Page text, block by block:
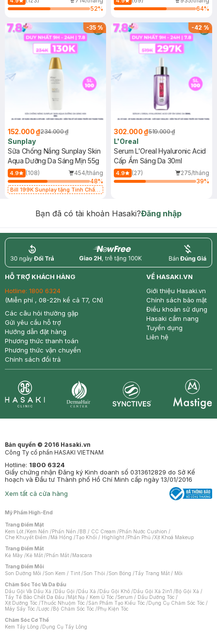
52%
64%
-35%
152.000 ₫234.000 ₫
Sunplay
Sữa Chống Nắng Sunplay Skin
Aqua Dưỡng Da Sáng Mịn 55g
4.9 (108)
454/tháng
48%
Bill 199K Sunplay tặng Tinh Chất
-42%
302.000 ₫519.000 ₫
L'Oreal
Serum L'Oreal Hyaluronic Acid
Cấp Ẩm Sáng Da 30ml
4.9 (27)
275/tháng
39%
Bạn đã có tài khoản Hasaki?Đăng nhập
return nowfree price
HỖ TRỢ KHÁCH HÀNG
Hotline: 1800 6324
(Miễn phí , 08-22h kể cả T7, CN)
Các câu hỏi thường gặp
Gửi yêu cầu hỗ trợ
Hướng dẫn đặt hàng
Phương thức thanh toán
Phương thức vận chuyển
Chính sách đổi trả
VỀ HASAKI.VN
Giới thiệu Hasaki.vn
Chính sách bảo mật
Điều khoản sử dụng
Hasaki cẩm nang
Tuyển dụng
Liên hệ
Bản quyền © 2016 Hasaki.vn
Công Ty cổ phần HASAKI VIETNAM
Hotline: 1800 6324
Giấy chứng nhận Đăng ký Kinh doanh số 0313612829 do Sở Kế
hoạch và Đầu tư Thành phố Hồ Chí Minh cấp ngày 13/01/2016
Xem tất cả cửa hàng
Mỹ Phẩm High-End
Trang Điểm Mặt
Kem Lót /Kem Nền /Phấn Nền /BB / CC Cream /Phấn Nước Cushion /
Che Khuyết Điểm /Má Hồng /Tạo Khối / Highlight /Phấn Phủ /Xịt Khoá Makeup
Trang Điểm Mắt
Kẻ Mày /Kẻ Mắt /Phấn Mắt /Mascara
Trang Điểm Môi
Son Dưỡng Môi /Son Kem / Tint /Son Thỏi /Son Bóng /Tẩy Trang Mắt / Môi
Chăm Sóc Tóc Và Da Đầu
Dầu Gội Và Dầu Xả /Dầu Gội /Dầu Xả /Dầu Gội Khô /Dầu Gội Xả 2in1 /Bộ Gội Xả /
Tẩy Tế Bào Chết Da Đầu /Mặt Nạ / Kem Ủ Tóc /Serum / Dầu Dưỡng Tóc /
Xịt Dưỡng Tóc /Thuốc Nhuộm Tóc /Sản Phẩm Tạo Kiểu Tóc /Dụng Cụ Chăm Sóc Tóc /
Máy Sấy Tóc /Lược /Bộ Chăm Sóc Tóc /Phụ Kiện Tóc
Chăm Sóc Cơ Thể
Kem Tẩy Lông /Dụng Cụ Tẩy Lông